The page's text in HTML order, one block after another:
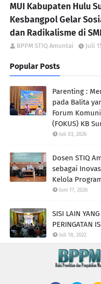
MUI Kabupaten Hulu
Kesbangpol Gelar
dan Radikalisme di
BPPM STIQ Amuntai Juli
Popular Posts
Parenting :
pada Balita
Forum
(FOKUS) KB
Juli 03, 2026
Dosen STIQ
sebagai
Kelola
Juni 17, 2026
SISI LAIN
PERINGATAN
Juli 18, 2022